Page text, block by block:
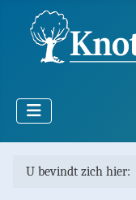
U bevindt zich hier: